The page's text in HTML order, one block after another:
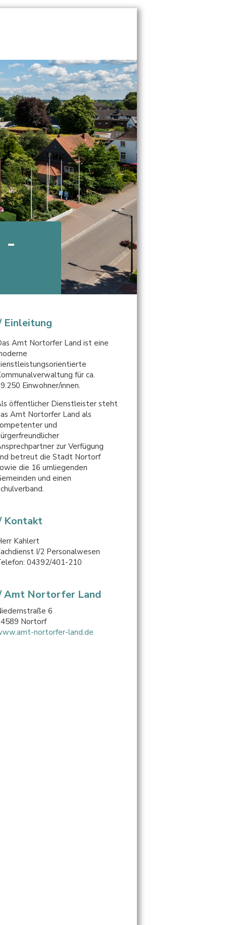
-
Einleitung
Amt Nortorfer Land ist eine
für ca.
Einwohner/innen.
öffentlicher Dienstleister steht
Amt Nortorfer Land als
und
zur Verfügung
betreut die Stadt Nortorf
die 16 umliegenden
und einen
Kontakt
Kahlert
I/2 Personalwesen
04392/401-210
Amt Nortorfer Land
6
Nortorf
nortorfer-land.de